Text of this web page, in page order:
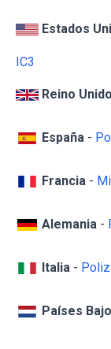
Estados
IC3
Reino Unido
España -
Francia -
Alemania -
Italia -
Países